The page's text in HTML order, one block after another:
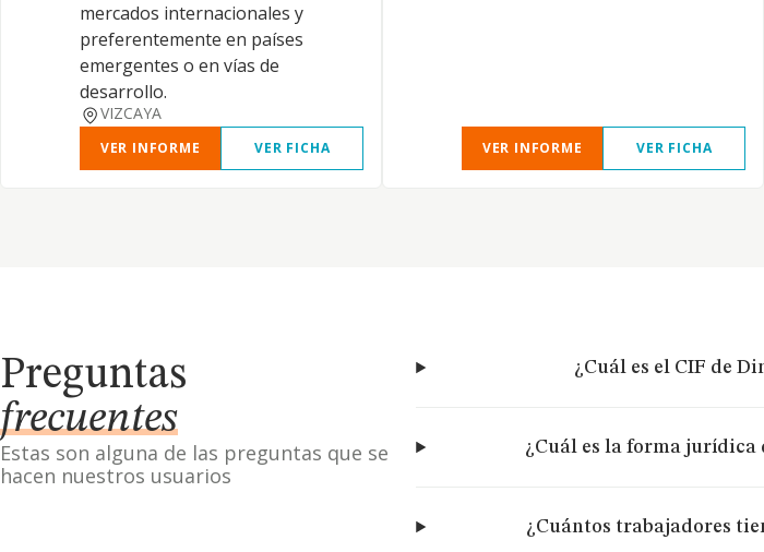
mercados internacionales y
preferentemente en países
emergentes o en vías de
desarrollo.
VIZCAYA
VER INFORME VER FICHA VER INFORME VER FICHA
Preguntas
frecuentes
Estas son alguna de las preguntas que se
hacen nuestros usuarios
¿Cuál es el CIF de
¿Cuál es la forma jurídica
¿Cuántos trabajadores